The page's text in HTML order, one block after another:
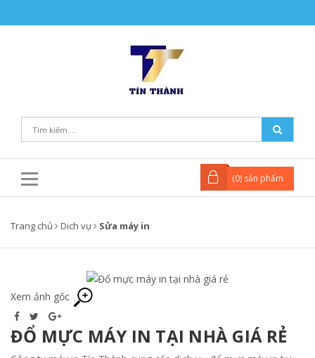
(0) sản phẩm
Trang chủ Dich vụ Sửa máy in
Xem ảnh gốc
ĐỔ MỰC MÁY IN TẠI NHÀ GIÁ RẺ